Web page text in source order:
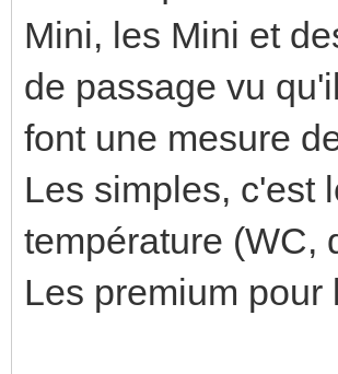
Mini, les Mini et
de passage vu
font une mesure
Les simples, c'est
température (WC,
Les premium pour